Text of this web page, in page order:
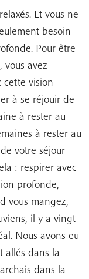
Et vous ne
besoin
Pour être
avez
cette vision
à se réjouir de
à rester au
à rester au
votre séjour
: respirer avec
profonde,
vous mangez,
il y a vingt
Nous avons eu
allés dans la
dans la